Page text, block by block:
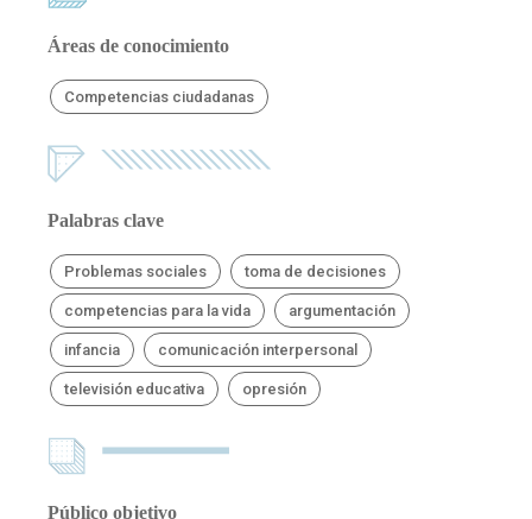
Áreas de conocimiento
Competencias ciudadanas
Palabras clave
Problemas sociales toma de decisiones
competencias para la vida argumentación
infancia comunicación interpersonal
televisión educativa opresión
Público objetivo